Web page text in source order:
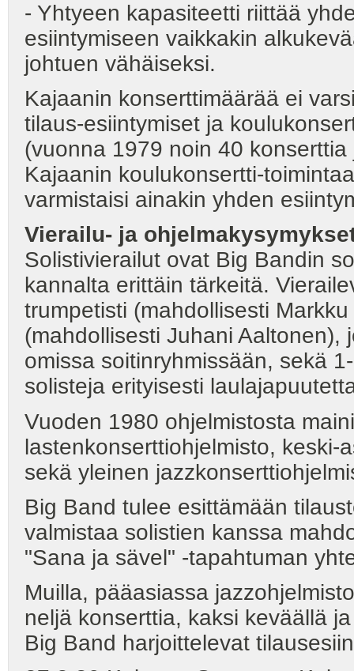
- Yhtyeen kapasiteetti riittää
esiintymiseen vaikkakin
johtuen vähäiseksi.
Kajaanin konserttimäärää ei
tilaus-esiintymiset ja
(vuonna 1979 noin 40
Kajaanin koulukonsertti-
varmistaisi ainakin yhden
Vierailu- ja
Solistivierailut ovat Big Bandin
kannalta erittäin tärkeitä.
trumpetisti (mahdollisesti
(mahdollisesti Juhani Aaltonen),
omissa soitinryhmissään, sekä
solisteja erityisesti
Vuoden 1980 ohjelmistosta
lastenkonserttiohjelmisto, keski-
sekä yleinen
Big Band tulee esittämään
valmistaa solistien kanssa
"Sana ja sävel" -tapahtuman
Muilla, pääasiassa
neljä konserttia, kaksi keväällä
Big Band harjoittelevat